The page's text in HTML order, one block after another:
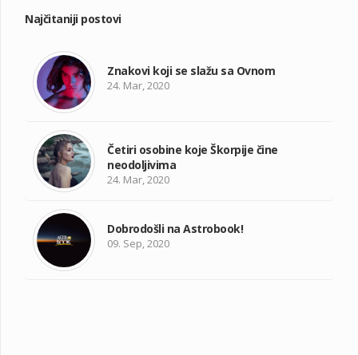
Najčitaniji postovi
Znakovi koji se slažu sa Ovnom
24. Mar, 2020
Četiri osobine koje Škorpije čine
neodoljivima
24. Mar, 2020
Dobrodošli na Astrobook!
09. Sep, 2020